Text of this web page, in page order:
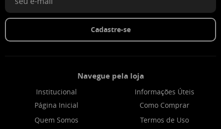
Cadastre-se
Navegue pela loja
Institucional
Página Inicial
Quem Somos
Informações Úteis
Como Comprar
Termos de Uso